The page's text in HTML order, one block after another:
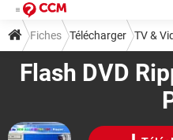
Flash DVD
Fiches Télécharger TV &